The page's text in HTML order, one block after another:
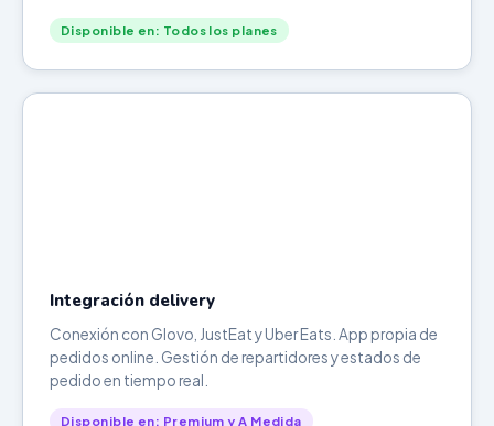
Disponible en: Todos los planes
Integración delivery
Conexión con Glovo, JustEat y Uber Eats. App propia de
pedidos online. Gestión de repartidores y estados de
pedido en tiempo real.
Disponible en: Premium y A Medida